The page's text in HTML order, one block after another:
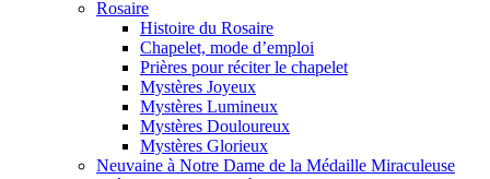
Rosaire
Histoire du Rosaire
Chapelet, mode d’emploi
Prières pour réciter le chapelet
Mystères Joyeux
Mystères Lumineux
Mystères Douloureux
Mystères Glorieux
Neuvaine à Notre Dame de la Médaille Miraculeuse